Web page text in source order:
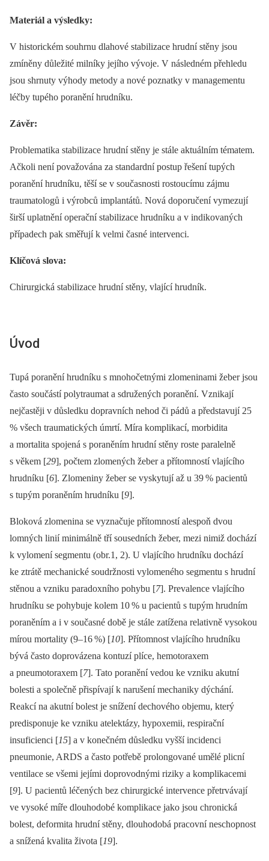
Materiál a výsledky:
V historickém souhrnu dlahové stabilizace hrudní stěny jsou
zmíněny důležité milníky jejího vývoje. V následném přehledu
jsou shrnuty výhody metody a nové poznatky v managementu
léčby tupého poranění hrudníku.
Závěr:
Problematika stabilizace hrudní stěny je stále aktuálním tématem.
Ačkoli není považována za stan­dardní postup řešení tupých
poranění hrudníku, těší se v současnosti rostoucímu zájmu
traumatologů i výrobců implantátů. Nová doporučení vymezují
širší uplatnění operační stabilizace hrudníku a v indikovaných
případech pak směřují k velmi časné intervenci.
Klíčová slova:
Chirurgická stabilizace hrudní stěny, vlající hrudník.
Úvod
Tupá poranění hrudníku s mnohočetnými zlomeninami žeber jsou
často součástí polytraumat a sdružených poranění. Vznikají
nejčastěji v důsledku dopravních nehod či pádů a představují 25
% všech traumatických úmrtí. Míra komplikací, morbidita
a mortalita spojená s poraněním hrudní stěny roste paralelně
s věkem [29], počtem zlomených žeber a přítomností vlajícího
hrudníku [6]. Zlomeniny žeber se vyskytují až u 39% pacientů
s tupým poraněním hrudníku [9].
Bloková zlomenina se vyznačuje přítomností alespoň dvou
lomných linií minimálně tří sousedních žeber, mezi nimiž dochází
k vylomení segmentu (obr.1, 2). U vlajícího hrudníku dochází
ke ztrátě mechanické soudržnosti vylomeného segmentu s hrudní
stěnou a vzniku paradoxního pohybu [7]. Prevalence vlajícího
hrudníku se pohybuje kolem 10% u pacientů s tupým hrudním
poraněním a i v současné době je stále zatížena relativně vysokou
mírou mortality (9–16%) [10]. Přítomnost vlajícího hrudníku
bývá často doprovázena kontuzí plíce, hemotoraxem
a pneumotoraxem [7]. Tato poranění vedou ke vzniku akutní
bolesti a společně přispívají k narušení mechaniky dýchání.
Reakcí na akutní bolest je snížení dechového objemu, který
predisponuje ke vzniku atelektázy, hypoxemii, respirační
insuficienci [15] a v konečném důsledku vyšší incidenci
pneumonie, ARDS a často potřebě prolongované umělé plicní
ventilace se všemi jejími doprovodnými riziky a komplikacemi
[9]. U pacientů léčených bez chirurgické intervence přetrvávají
ve vysoké míře dlouhodobé komplikace jako jsou chronická
bolest, deformita hrudní stěny, dlouhodobá pracovní neschopnost
a snížená kvalita života [19].